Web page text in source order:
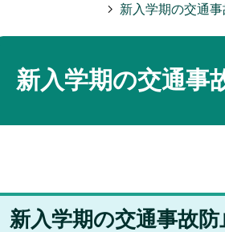
新入学期の交通
新入学期の交通事
新入学期の交通事故